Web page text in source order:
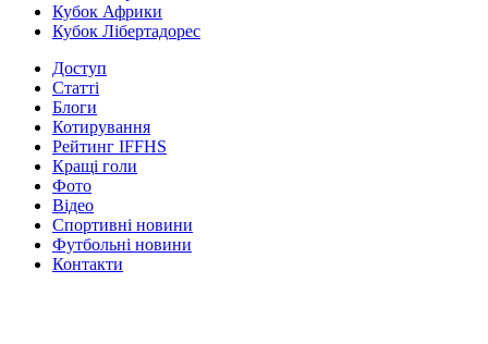
Кубок Африки
Кубок Лібертадорес
Доступ
Статті
Блоги
Котирування
Рейтинг IFFHS
Кращі голи
Фото
Відео
Спортивні новини
Футбольні новини
Контакти